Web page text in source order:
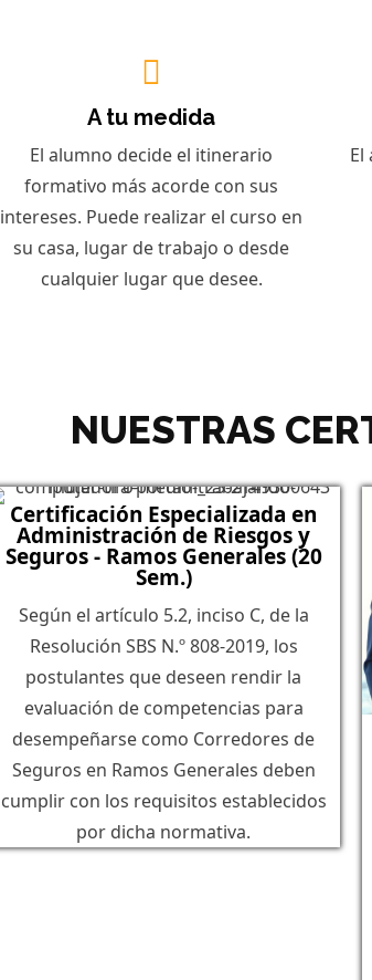
A tu medida
El alumno decide el itinerario
formativo más acorde con sus
intereses. Puede realizar el curso en
su casa, lugar de trabajo o desde
cualquier lugar que desee.
El
NUESTRAS
Certificación Especializada en
Administración de Riesgos y
Seguros - Ramos Generales (20
Sem.)
Según el artículo 5.2, inciso C, de la
Resolución SBS N.º 808-2019, los
postulantes que deseen rendir la
evaluación de competencias para
desempeñarse como Corredores de
Seguros en Ramos Generales deben
cumplir con los requisitos establecidos
por dicha normativa.